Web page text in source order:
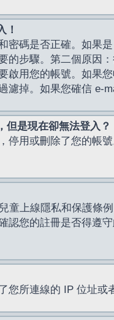
！
密碼是否正確。如果
的步驟。第二個原因
啟用您的帳號。如果
濾掉。如果您確信 e-
但是現在卻無法登入？
停用或刪除了您的帳
童上線隱私和保護條
認您的註冊是否得遵
您所連線的 IP 位址或